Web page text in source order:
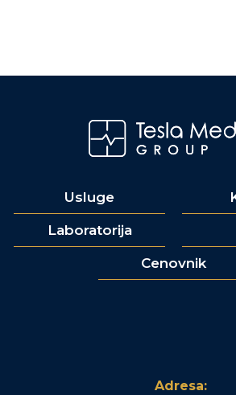
Usluge
Laboratorija
Cenovnik
Adresa: